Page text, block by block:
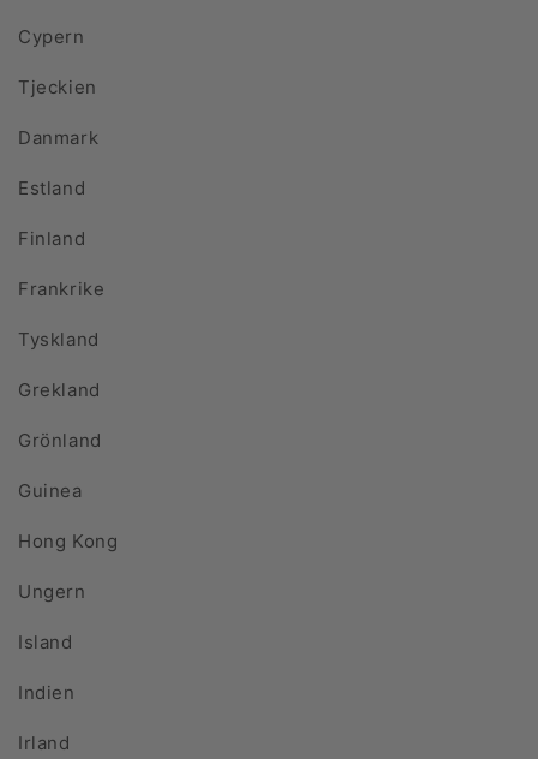
Cypern
Tjeckien
Danmark
Estland
Finland
Frankrike
Tyskland
Grekland
Grönland
Guinea
Hong Kong
Ungern
Island
Indien
Irland